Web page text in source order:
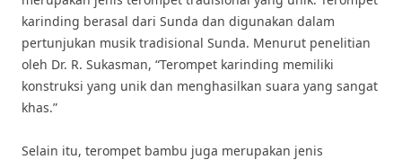
karinding berasal dari Sunda dan digunakan dalam
pertunjukan musik tradisional Sunda. Menurut penelitian
oleh Dr. R. Sukasman, “Terompet karinding memiliki
konstruksi yang unik dan menghasilkan suara yang sangat
khas.”
Selain itu, terompet bambu juga merupakan jenis